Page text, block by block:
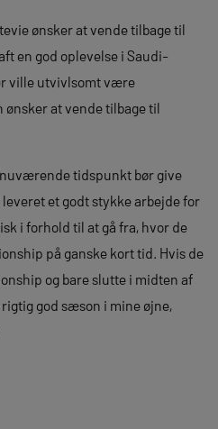
ønsker at vende tilbage til
en god oplevelse i Saudi-
ville utvivlsomt være
ønsker at vende tilbage til
tidspunkt bør give
et godt stykke arbejde for
i forhold til at gå fra, hvor de
på ganske kort tid. Hvis de
og bare slutte i midten af
god sæson i mine øjne,